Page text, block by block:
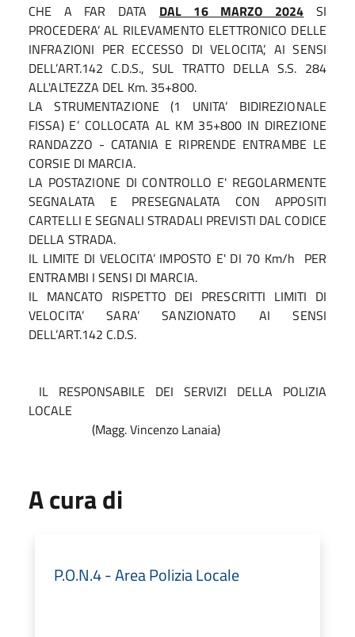
CHE A FAR DATA DAL 16 MARZO 2024 SI
PROCEDERA’ AL RILEVAMENTO ELETTRONICO DELLE
INFRAZIONI PER ECCESSO DI VELOCITA’, AI SENSI
DELL’ART.142 C.D.S., SUL TRATTO DELLA S.S. 284
ALL'ALTEZZA DEL Km. 35+800.
LA STRUMENTAZIONE (1 UNITA’ BIDIREZIONALE
FISSA) E’ COLLOCATA AL KM 35+800 IN DIREZIONE
RANDAZZO - CATANIA E RIPRENDE ENTRAMBE LE
CORSIE DI MARCIA.
LA POSTAZIONE DI CONTROLLO E' REGOLARMENTE
SEGNALATA E PRESEGNALATA CON APPOSITI
CARTELLI E SEGNALI STRADALI PREVISTI DAL CODICE
DELLA STRADA.
IL LIMITE DI VELOCITA’ IMPOSTO E' DI 70 Km/h PER
ENTRAMBI I SENSI DI MARCIA.
IL MANCATO RISPETTO DEI PRESCRITTI LIMITI DI
VELOCITA’ SARA’ SANZIONATO AI SENSI
DELL’ART.142 C.D.S.
IL RESPONSABILE DEI SERVIZI DELLA POLIZIA
LOCALE
(Magg. Vincenzo Lanaia)
A cura di
P.O.N.4 - Area Polizia Locale